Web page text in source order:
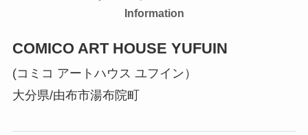
Information
COMICO ART HOUSE YUFUIN
(コミコ アートハウス ユフイン）
大分県/由布市湯布院町